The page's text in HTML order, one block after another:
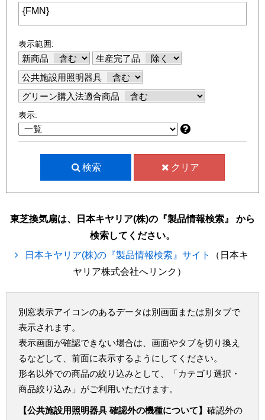
表示範囲:
新商品
生産完了品
公共施設用照明器具
グリーン購入法適合商品
表示:
検索 クリア
東芝換気扇は、日本キヤリア(株)の『製品情報検索』 から
検索してください。
日本キヤリア(株)の『製品情報検索』サイト
（日本キ
ヤリア株式会社へリンク）
別窓表示アイコンのあるデータは別画面または別タブで
表示されます。
表示画面が確認できない場合は、画面やタブを切り換え
るなどして、前面に表示するようにしてください。
形名以外での商品の絞り込みとして、「カテゴリ選択・
商品絞り込み」がご利用いただけます。
【公共施設用照明器具 確認外の機種について】 確認外の